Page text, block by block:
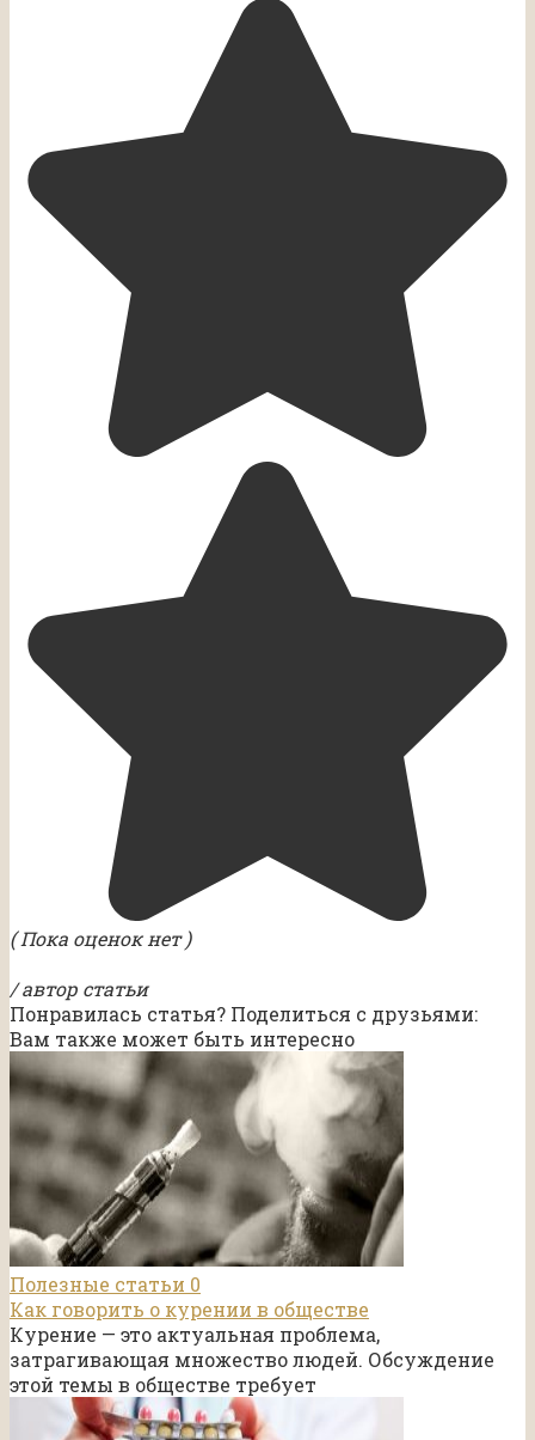
( Пока оценок нет )
/ автор статьи
Понравилась статья? Поделиться с друзьями:
Вам также может быть интересно
Полезные статьи 0
Как говорить о курении в обществе
Курение — это актуальная проблема,
затрагивающая множество людей. Обсуждение
этой темы в обществе требует